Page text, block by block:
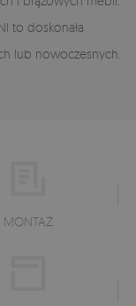
to doskonała
lub nowoczesnych.
MONTAŻ